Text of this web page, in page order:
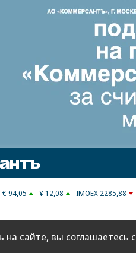
€ 94,05 ¥ 12,08 IMOEX 2285,88
на сайте, вы соглашаетесь с